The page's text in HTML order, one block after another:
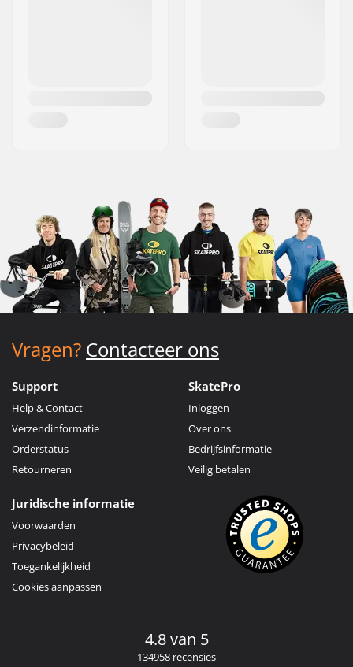
Vragen? Contacteer ons
Support
Help & Contact
Verzendinformatie
Orderstatus
Retourneren
SkatePro
Inloggen
Over ons
Bedrijfsinformatie
Veilig betalen
Juridische informatie
Voorwaarden
Privacybeleid
Toegankelijkheid
Cookies aanpassen
4.8 van 5
134958 recensies